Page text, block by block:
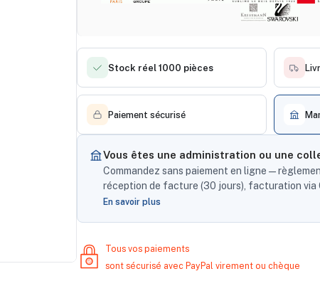
Stock réel 1000 pièces
Paiement sécurisé
Vous êtes une administration ou une
Commandez sans paiement en ligne —
réception de facture (30 jours), facturation via
En savoir plus
Tous vos paiements
sont sécurisé avec PayPal virement ou chèque